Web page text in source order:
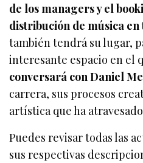
de los managers y el
distribución de música
también tendrá su lugar,
interesante espacio en el
conversará con Daniel
carrera, sus procesos
artística que ha
Puedes revisar todas las
sus respectivas